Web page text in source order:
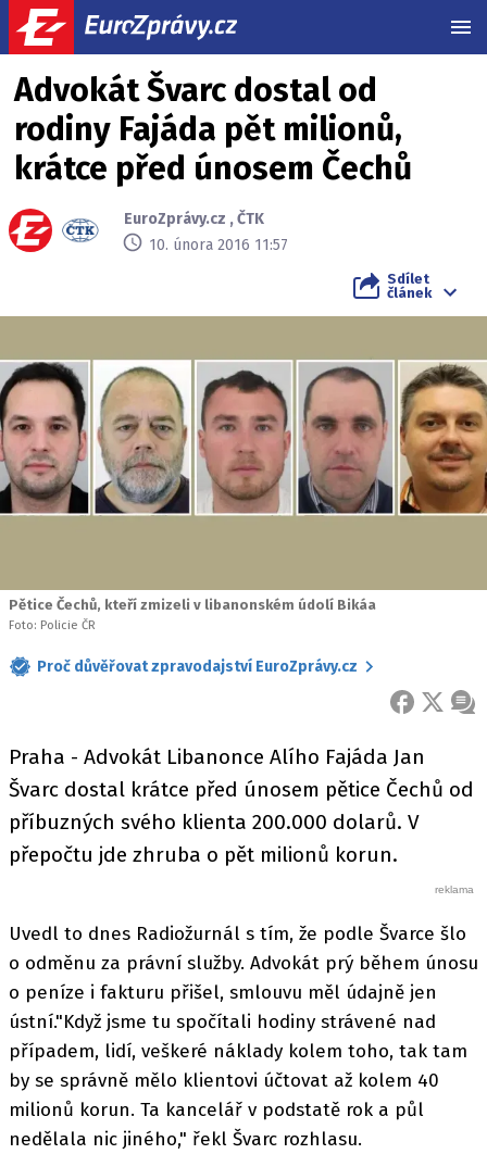
Advokát Švarc dostal od
rodiny Fajáda pět milionů,
krátce před únosem Čechů
EuroZprávy.cz ,ČTK
10. února 2016 11:57
Sdílet
článek
Pětice Čechů, kteří zmizeli v libanonském údolí Bikáa
Foto: Policie ČR
Proč důvěřovat zpravodajství EuroZprávy.cz
FACEBOOK
X
Praha - Advokát Libanonce Alího Fajáda Jan
Švarc dostal krátce před únosem pětice Čechů od
příbuzných svého klienta 200.000 dolarů. V
přepočtu jde zhruba o pět milionů korun.
Uvedl to dnes Radiožurnál s tím, že podle Švarce šlo
o odměnu za právní služby. Advokát prý během únosu
o peníze i fakturu přišel, smlouvu měl údajně jen
ústní."Když jsme tu spočítali hodiny strávené nad
případem, lidí, veškeré náklady kolem toho, tak tam
by se správně mělo klientovi účtovat až kolem 40
milionů korun. Ta kancelář v podstatě rok a půl
nedělala nic jiného," řekl Švarc rozhlasu.